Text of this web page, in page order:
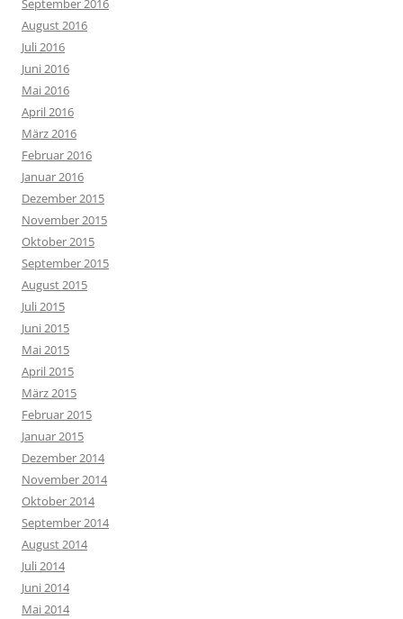
September 2016
August 2016
Juli 2016
Juni 2016
Mai 2016
April 2016
März 2016
Februar 2016
Januar 2016
Dezember 2015
November 2015
Oktober 2015
September 2015
August 2015
Juli 2015
Juni 2015
Mai 2015
April 2015
März 2015
Februar 2015
Januar 2015
Dezember 2014
November 2014
Oktober 2014
September 2014
August 2014
Juli 2014
Juni 2014
Mai 2014